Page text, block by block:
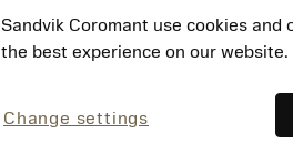
Sandvik Coromant use cookies
the best experience on our website.
Change settings